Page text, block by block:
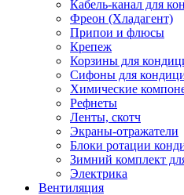
Кабель-канал для
Фреон (Хладагент)
Припои и флюсы
Крепеж
Корзины для
Сифоны для
Химические
Рефнеты
Ленты, скотч
Экраны-отражатели
Блоки ротации
Зимний комплект
Электрика
Вентиляция